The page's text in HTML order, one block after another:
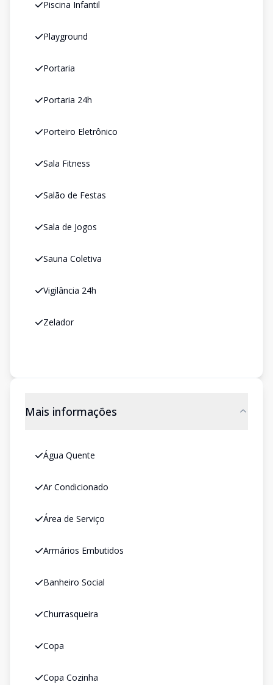
Piscina Infantil
Playground
Portaria
Portaria 24h
Porteiro Eletrônico
Sala Fitness
Salão de Festas
Sala de Jogos
Sauna Coletiva
Vigilância 24h
Zelador
Mais informações
Água Quente
Ar Condicionado
Área de Serviço
Armários Embutidos
Banheiro Social
Churrasqueira
Copa
Copa Cozinha